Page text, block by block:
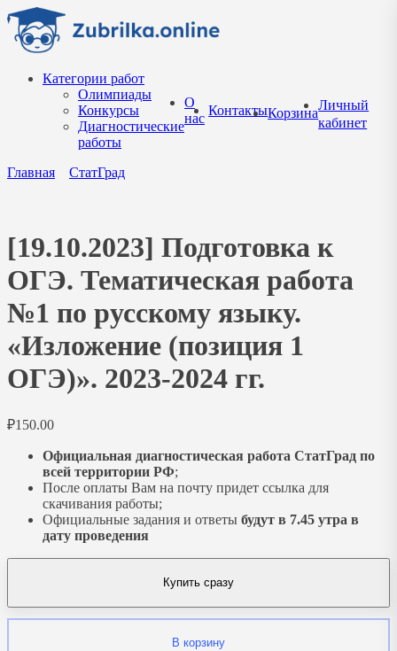
Перейти
содержанию
Категории работ
Олимпиады
Конкурсы
Диагностические
работы
О
нас
КонтактыКорзина
Личный
кабинет
Главная СтатГрад
[19.10.2023] Подготовка к
ОГЭ. Тематическая работа
№1 по русскому языку.
«Изложение (позиция 1
ОГЭ)». 2023-2024 гг.
₽150.00
Официальная диагностическая работа СтатГрад по
всей территории РФ;
После оплаты Вам на почту придет ссылка для
скачивания работы;
Официальные задания и ответы будут в 7.45 утра в
дату проведения
Купить сразу
В корзину